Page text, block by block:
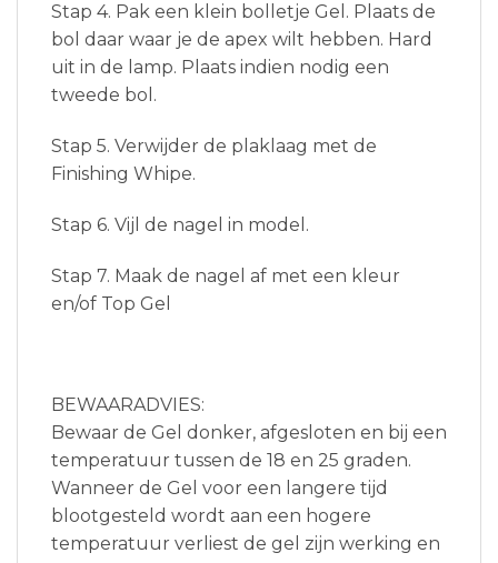
Stap 4. Pak een klein bolletje Gel. Plaats de
bol daar waar je de apex wilt hebben. Hard
uit in de lamp. Plaats indien nodig een
tweede bol.
Stap 5. Verwijder de plaklaag met de
Finishing Whipe.
Stap 6. Vijl de nagel in model.
Stap 7. Maak de nagel af met een kleur
en/of Top Gel
BEWAARADVIES:
Bewaar de Gel donker, afgesloten en bij een
temperatuur tussen de 18 en 25 graden.
Wanneer de Gel voor een langere tijd
blootgesteld wordt aan een hogere
temperatuur verliest de gel zijn werking en